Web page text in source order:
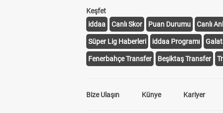
Keşfet
iddaa
Canlı Skor Puan Durumu Canlı
Süper Lig Haberleri iddaa Programı
Fenerbahçe Transfer Beşiktaş Transfer
Bize Ulaşın Künye Kariyer